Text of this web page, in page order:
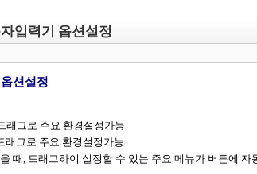
입력기 옵션설정
션설정
래그로 주요 환경설정가능
래그로 주요 환경설정가능
때, 드래그하여 설정할 수 있는 주요 메뉴가 버튼에 자